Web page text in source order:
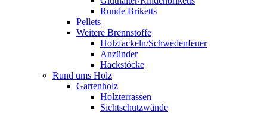
Runde Briketts
Pellets
Weitere Brennstoffe
Holzfackeln/Schwedenfeuer
Anzünder
Hackstöcke
Rund ums Holz
Gartenholz
Holzterrassen
Sichtschutzwände